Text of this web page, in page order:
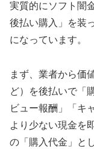
実質的にソフト闇
後払い購入」を装
になっています。
まず、業者から価
ど）を後払いで「
ビュー報酬」「キ
より少ない現金を
の「購入代金」と